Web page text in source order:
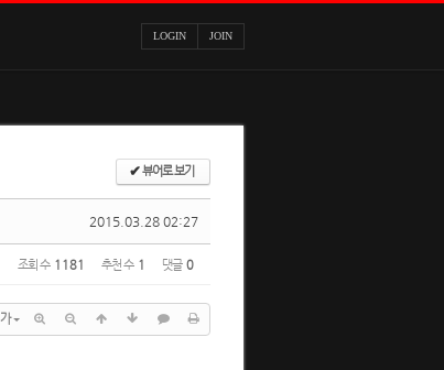
LOGIN JOIN
✔뷰어로 보기
2015.03.28 02:27
조회 수 1181 추천 수 1 댓글 0
가